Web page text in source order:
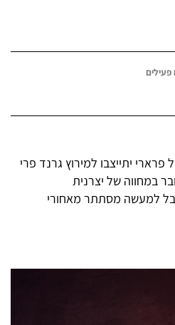
שתי המכוניות של פרארי יתייצבו למירוץ גרנד פרי
במחווה של יצרנית
האמריקני, אבל למעשה מסתתר מאחורי